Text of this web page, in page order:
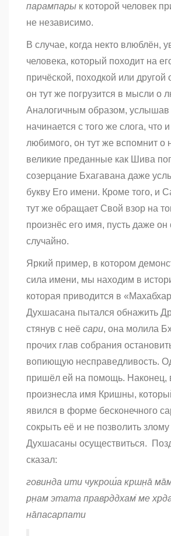
парампары к которой человек
не независимо.
В случае, когда некто влюблён,
человека, который походит на
причёской, походкой или другой
он тут же погрузится в мысли о
Аналогичным образом, услышав
начинается с того же слога, что
любимого, он тут же вспомнит о
великие преданные как Шива
созерцание Бхагавана даже
букву Его имени. Кроме того, и
тут же обращает Свой взор на
произнёс его имя, пусть даже он
случайно.
Яркий пример, в котором
сила имени, мы находим в
которая приводится в
Духшасана пытался обнажить
стянув с неё сари, она молила
прочих глав собрания
вопиющую несправедливость.
пришёл ей на помощь. Наконец,
произнесла имя Кришны,
явился в форме бесконечного
сокрыть её и не позволить
Духшасаны осуществиться.
сказал:
говинда ити чукрош́а кр̣шн̣а̄
р̣н̣ам этата правр̣ддхам̇ ме
на̄пасарпати